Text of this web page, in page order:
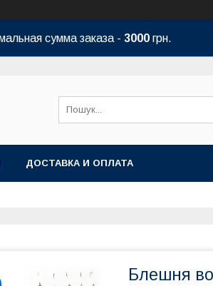
сумма заказа - 3000 грн.
ДОСТАВКА И ОПЛАТА
Блешня